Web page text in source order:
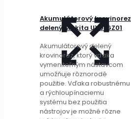
Akumulátorový krovinorez
delený Makita UX01GZ01
Akumulátorový delený
krovinorez, ktorý vďaka
vymeniteľným nástavcom
umožňuje rôznorodé
použitie. Vďaka robustnému
a rýchloupínaciemu
systému bez použitia
nástrojov je možné rôzne